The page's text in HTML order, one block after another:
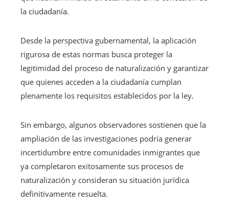
la ciudadanía.
Desde la perspectiva gubernamental, la aplicación
rigurosa de estas normas busca proteger la
legitimidad del proceso de naturalización y garantizar
que quienes acceden a la ciudadanía cumplan
plenamente los requisitos establecidos por la ley.
Sin embargo, algunos observadores sostienen que la
ampliación de las investigaciones podría generar
incertidumbre entre comunidades inmigrantes que
ya completaron exitosamente sus procesos de
naturalización y consideran su situación jurídica
definitivamente resuelta.